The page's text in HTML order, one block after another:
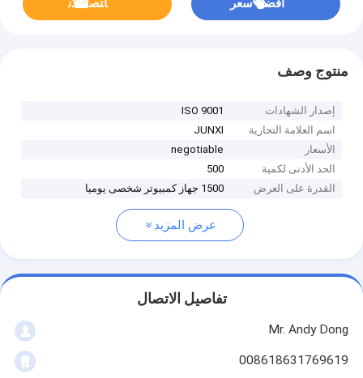
افضل سعر ﺎﺘﺼﻟ ﺍﻶﻧ
منتوج وصف
إصدار الشهادات
ISO 9001
اسم العلامة التجارية
JUNXI
الأسعار
negotiable
الحد الأدنى لكمية
500
القدرة على العرض
1500 جهاز كمبيوتر شخصى يوميا
عرض المزيد
تفاصيل الاتصال
Mr. Andy Dong
008618631769619